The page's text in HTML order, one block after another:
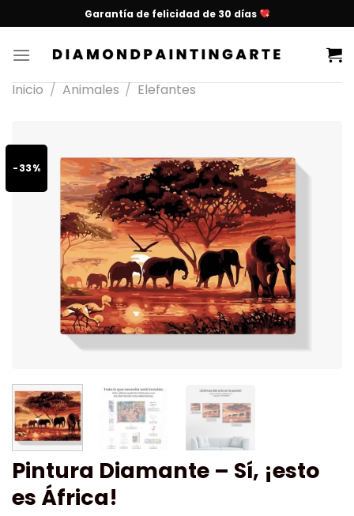
Garantía de felicidad de 30 días
Inicio / Animales / Elefantes
-33%
Pintura Diamante – Sí, ¡esto
es África!